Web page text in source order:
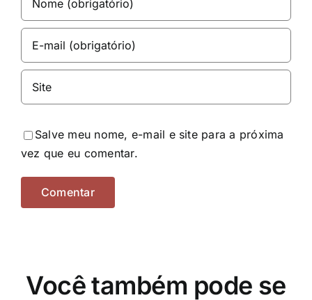
Salve meu nome, e-mail e site para a próxima
vez que eu comentar.
Você também pode se